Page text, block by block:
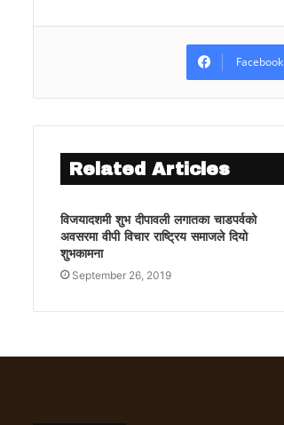
Facebook
Related Articles
विजयादशमी शुभ दीपावली लगातका चाडपर्वको
अवसरमा वीपी विचार राष्ट्रिय समाजले दियो
शुभकामना
September 26, 2019